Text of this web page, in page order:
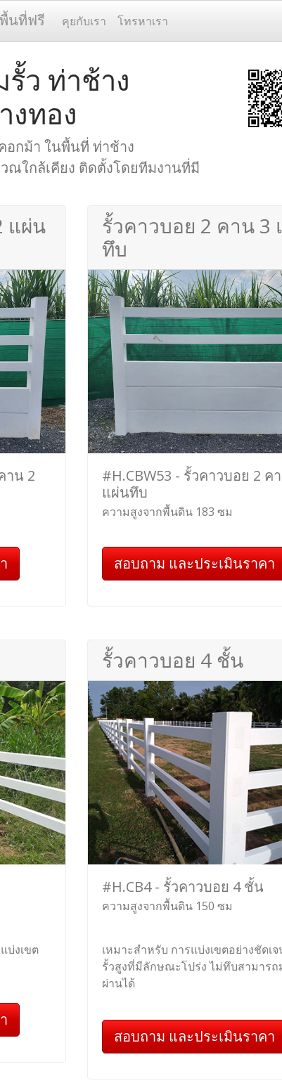
นที่ฟรี คุยกับเรา โทรหาเรา
ว ท่าช้าง
งทอง
อกม้า ในพื้นที่ ท่าช้าง
ณใกล้เคียง ติดตั้งโดยทีมงานที่มี
แผ่น
าน 2
รั้วคาวบอย 2 คาน 3
ทึบ
#H.CBW53 - รั้วคาวบอย 2 ค
แผ่นทึบ
ความสูงจากพื้นดิน 183 ซม
สอบถาม และประเมินราคา
บ่งเขต
รั้วคาวบอย 4 ชั้น
#H.CB4 - รั้วคาวบอย 4 ชั้น
ความสูงจากพื้นดิน 150 ซม
เหมาะสำหรับ การแบ่งเขตอย่างชัดเจ
รั้วสูงที่มีลักษณะโปร่ง ไม่ทึบสามารถ
ผ่านได้
สอบถาม และประเมินราคา